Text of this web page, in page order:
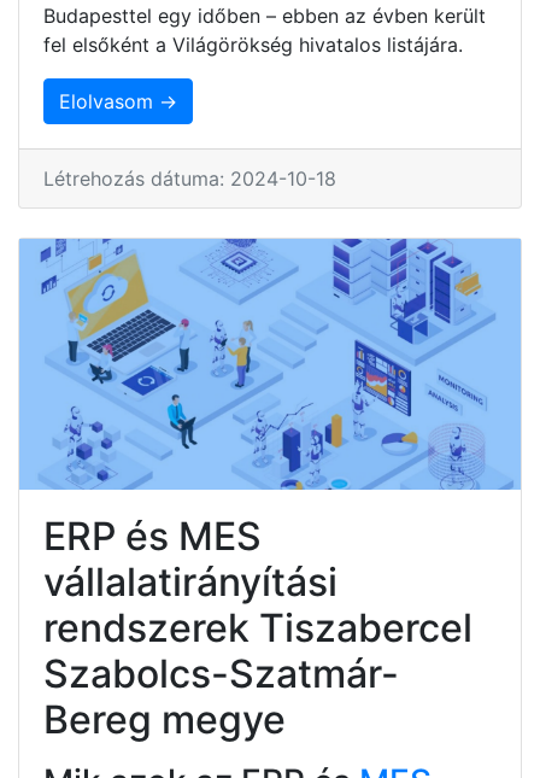
Budapesttel egy időben – ebben az évben került
fel elsőként a Világörökség hivatalos listájára.
Elolvasom →
Létrehozás dátuma: 2024-10-18
ERP és MES
vállalatirányítási
rendszerek Tiszabercel
Szabolcs-Szatmár-
Bereg megye